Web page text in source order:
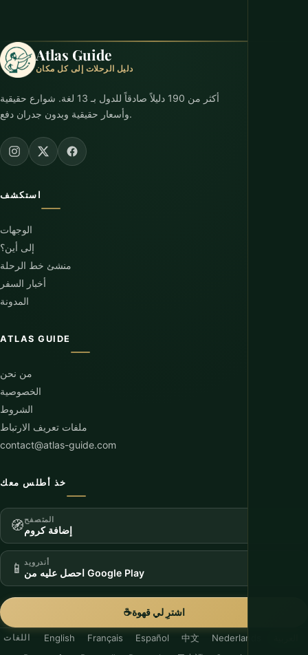
Atlas Guide
دليل الرحلات إلى كل مكان
أكثر من 190 دليلاً صادقاً للدول بـ 13 لغة. شوارع حقيقية
وأسعار حقيقية وبدون جدران دفع.
استكشف
الوجهات
إلى أين؟
منشئ خط الرحلة
أخبار السفر
المدونة
ATLAS GUIDE
من نحن
الخصوصية
الشروط
ملفات تعريف الارتباط
contact@atlas-guide.com
خذ أطلس معك
🧭المتصفح
إضافة كروم
📱 أندرويد
احصل عليه من Google Play
☕اشترِ لي قهوة
اللغات English Français Español 中文 Nederlands